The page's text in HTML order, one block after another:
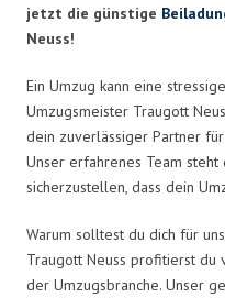
jetzt die günstige
Neuss!
Ein Umzug kann eine
Umzugsmeister Traugott
dein zuverlässiger Partner
Unser erfahrenes Team
sicherzustellen, dass dein
Warum solltest du dich für
Traugott Neuss profitierst du
der Umzugsbranche. Unser